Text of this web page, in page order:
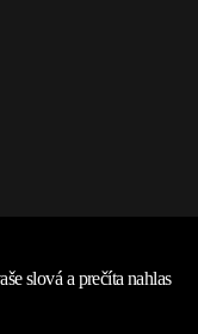
slová a prečíta nahlas